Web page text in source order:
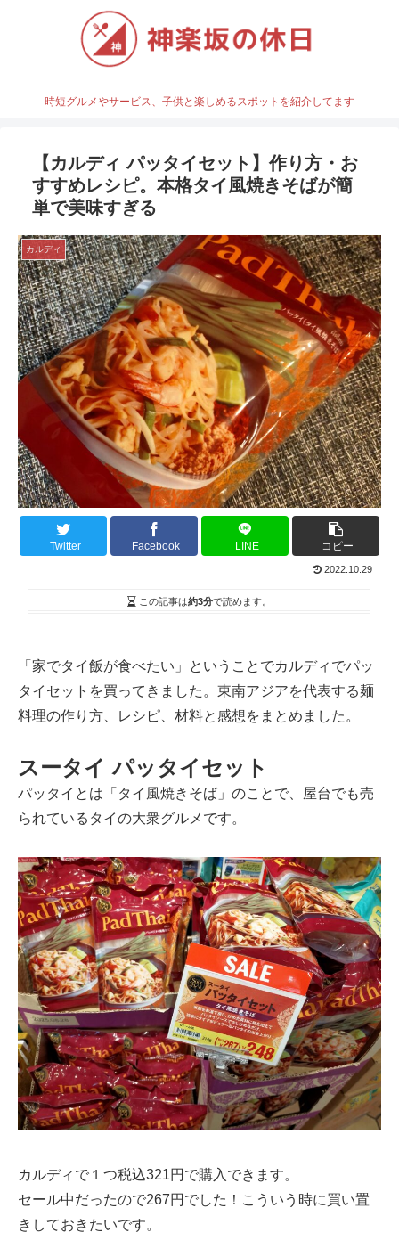
時短グルメやサービス、子供と楽しめるスポットを紹介してます
【カルディ パッタイセット】作り方・お
すすめレシピ。本格タイ風焼きそばが簡
単で美味すぎる
カルディ
Twitter Facebook LINE コピー
2022.10.29
この記事は約3分で読めます。
「家でタイ飯が食べたい」ということでカルディでパッ
タイセットを買ってきました。東南アジアを代表する麺
料理の作り方、レシピ、材料と感想をまとめました。
スータイ パッタイセット
パッタイとは「タイ風焼きそば」のことで、屋台でも売
られているタイの大衆グルメです。
カルディで１つ税込321円で購入できます。
セール中だったので267円でした！こういう時に買い置
きしておきたいです。